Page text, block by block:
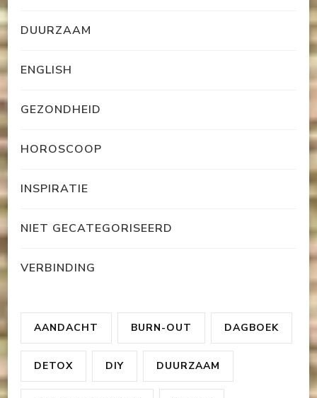
DUURZAAM
ENGLISH
GEZONDHEID
HOROSCOOP
INSPIRATIE
NIET GECATEGORISEERD
VERBINDING
AANDACHT BURN-OUT DAGBOEK
DETOX DIY DUURZAAM